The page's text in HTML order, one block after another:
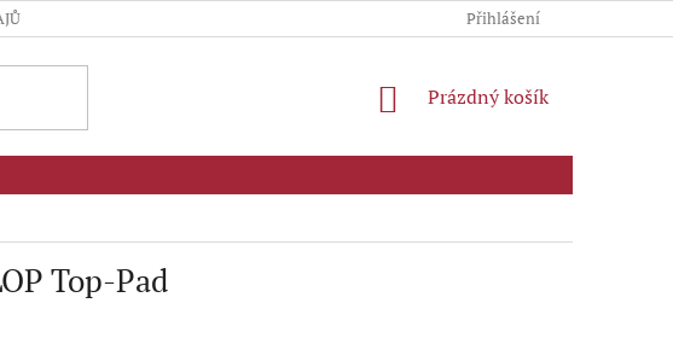
Přihlášení
NÁKUPNÍ
Prázdný košík
Top-Pad